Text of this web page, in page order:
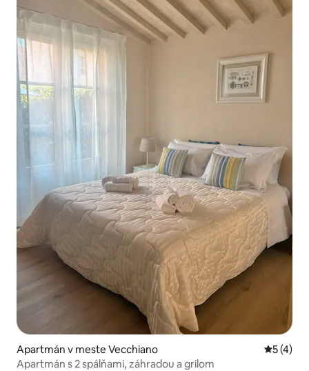
Apartmán v meste Vecchiano
5 (4)
Apartmán s 2 spálňami, záhradou a grilom